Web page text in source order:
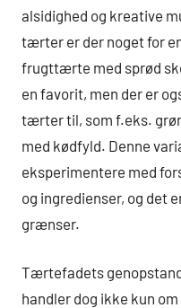
alsidighed og kreative
tærter er der noget for
frugttærte med sprød
en favorit, men der er
tærter til, som f.eks.
med kødfyld. Denne
eksperimentere med
og ingredienser, og det
grænser.
Tærtefadets
handler dog ikke kun